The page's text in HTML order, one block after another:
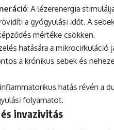
: A lézerenergia
a gyógyulási időt. A
mértéke csökken.
hatására a
a krónikus sebek és
hatás révén a
folyamatot.
invazivitás